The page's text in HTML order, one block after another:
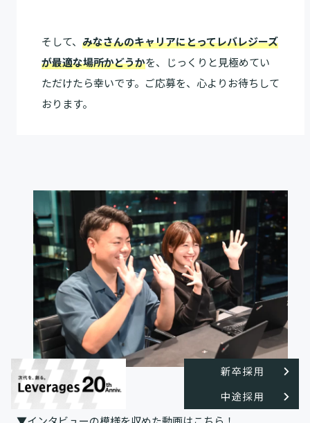
そして、 みなさんのキャリアにとってレバレジーズ
が最適な場所かどうかを、じっくりと見極めてい
ただけたら幸いです。ご応募を、心よりお待ちして
おります。